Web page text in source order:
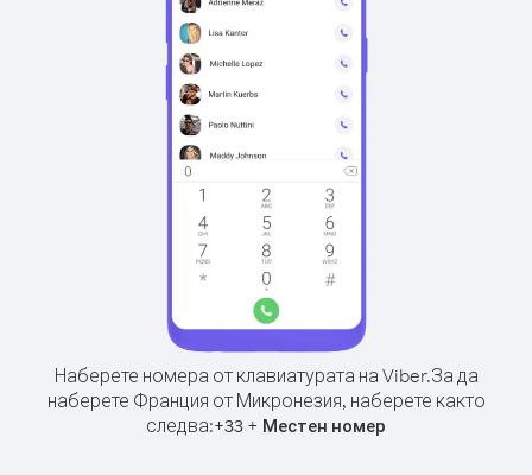
Наберете номера от клавиатурата на Viber.За да
наберете Франция от Микронезия, наберете както
следва:+33 + Местен номер